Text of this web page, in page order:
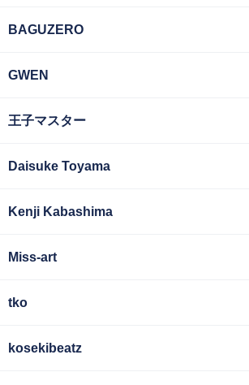
BAGUZERO
GWEN
王子マスター
Daisuke Toyama
Kenji Kabashima
Miss-art
tko
kosekibeatz